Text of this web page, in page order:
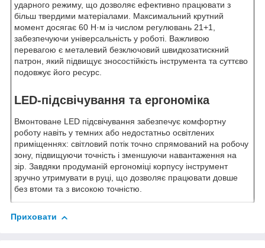
ударного режиму, що дозволяє ефективно працювати з
більш твердими матеріалами. Максимальний крутний
момент досягає 60 Н·м із числом регулювань 21+1,
забезпечуючи універсальність у роботі. Важливою
перевагою є металевий безключовий швидкозатискний
патрон, який підвищує зносостійкість інструмента та суттєво
подовжує його ресурс.
LED-підсвічування та ергономіка
Вмонтоване LED підсвічування забезпечує комфортну
роботу навіть у темних або недостатньо освітлених
приміщеннях: світловий потік точно спрямований на робочу
зону, підвищуючи точність і зменшуючи навантаження на
зір. Завдяки продуманій ергономіці корпусу інструмент
зручно утримувати в руці, що дозволяє працювати довше
без втоми та з високою точністю.
Приховати